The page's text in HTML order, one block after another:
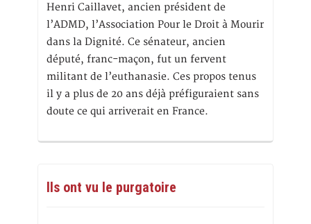
Henri Caillavet, ancien président de
l’ADMD, l’Association Pour le Droit à Mourir
dans la Dignité. Ce sénateur, ancien
député, franc-maçon, fut un fervent
militant de l’euthanasie. Ces propos tenus
il y a plus de 20 ans déjà préfiguraient sans
doute ce qui arriverait en France.
Ils ont vu le purgatoire